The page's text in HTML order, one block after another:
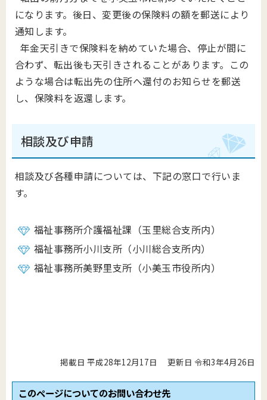
になります。後日、変更後の保険料の額を郵送により
通知します。
年金天引きで保険料を納めていた場合、停止が間に
合わず、転出後も天引きされることがあります。この
ような場合は転出先の住所へ還付のお知らせを郵送
し、保険料を返還します。
相談及び申請
相談及び各種申請については、下記の窓口で行いま
す。
福祉事務所介護福祉課（玉里総合支所内）
福祉事務所小川支所（小川総合支所内）
福祉事務所美野里支所（小美玉市役所内）
掲載日 平成28年12月17日 更新日 令和3年4月26日
このページについてのお問い合わせ先